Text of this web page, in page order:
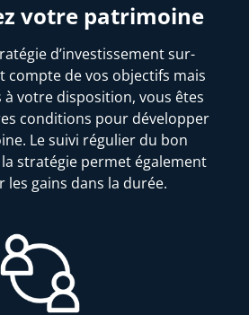
votre patrimoine
d’investissement sur-
compte de vos objectifs mais
à votre disposition, vous êtes
conditions pour développer
Le suivi régulier du bon
stratégie permet également
les gains dans la durée.